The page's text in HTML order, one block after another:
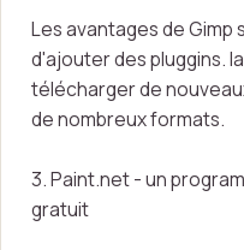
Les avantages de Gimp
d'ajouter des pluggins.
télécharger de
de nombreux formats.
3. Paint.net - un
gratuit